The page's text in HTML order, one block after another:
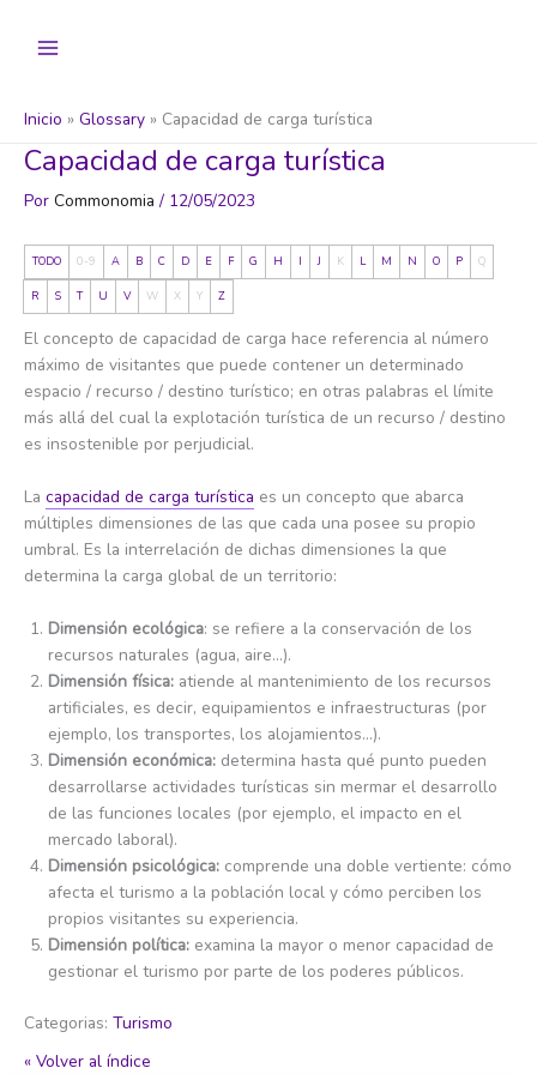
Inicio Glossary Capacidad de carga turística
Capacidad de carga turística
Por Commonomia / 12/05/2023
TODO 0-9 A B C D E F G H J K L M N O P Q
R S T U V W X Y Z
El concepto de capacidad de carga hace referencia al número
máximo de visitantes que puede contener un determinado
espacio / recurso / destino turístico; en otras palabras el límite
más allá del cual la explotación turística de un recurso / destino
es insostenible por perjudicial.
La capacidad de carga turística es un concepto que abarca
múltiples dimensiones de las que cada una posee su propio
umbral. Es la interrelación de dichas dimensiones la que
determina la carga global de un territorio:
Dimensión ecológica: se refiere a la conservación de los
recursos naturales (agua, aire…).
Dimensión física: atiende al mantenimiento de los recursos
artificiales, es decir, equipamientos e infraestructuras (por
ejemplo, los transportes, los alojamientos…).
Dimensión económica: determina hasta qué punto pueden
desarrollarse actividades turísticas sin mermar el desarrollo
de las funciones locales (por ejemplo, el impacto en el
mercado laboral).
Dimensión psicológica: comprende una doble vertiente: cómo
afecta el turismo a la población local y cómo perciben los
propios visitantes su experiencia.
Dimensión política: examina la mayor o menor capacidad de
gestionar el turismo por parte de los poderes públicos.
Categorias: Turismo
« Volver al índice